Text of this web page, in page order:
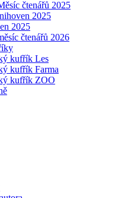
čtenářů 2025
2025
2025
čtenářů 2026
kufřík Les
kufřík Farma
kufřík ZOO